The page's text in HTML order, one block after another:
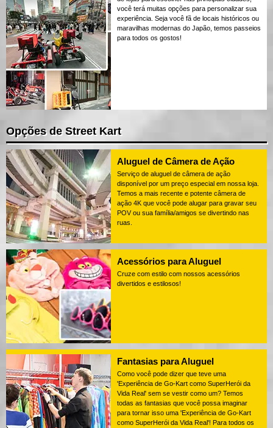
você terá muitas opções para personalizar sua
experiência. Seja você fã de locais históricos ou
maravilhas modernas do Japão, temos passeios
para todos os gostos!
Opções de Street Kart
Aluguel de Câmera de Ação
Serviço de aluguel de câmera de ação
disponível por um preço especial em nossa loja.
Temos a mais recente e potente câmera de
ação 4K que você pode alugar para gravar seu
POV ou sua família/amigos se divertindo nas
ruas.
Acessórios para Aluguel
Cruze com estilo com nossos acessórios
divertidos e estilosos!
Fantasias para Aluguel
Como você pode dizer que teve uma
'Experiência de Go-Kart como SuperHerói da
Vida Real' sem se vestir como um? Temos
todas as fantasias que você possa imaginar
para tornar isso uma 'Experiência de Go-Kart
como SuperHerói da Vida Real'! Para todos os